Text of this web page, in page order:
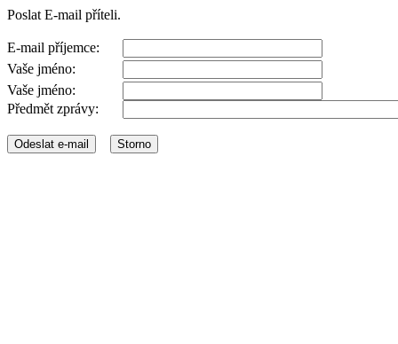
Poslat E-mail příteli.
E-mail příjemce:
Vaše jméno:
Vaše jméno:
Předmět zprávy: